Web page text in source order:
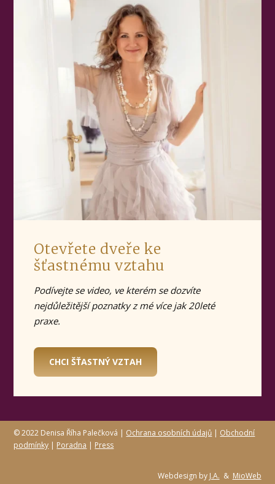
Otevřete dveře ke
šťastnému vztahu
Podívejte se video, ve kterém se dozvíte
nejdůležitější poznatky z mé více jak 20leté
praxe.
CHCI ŠŤASTNÝ VZTAH
© 2022 Denisa Říha Palečková | Ochrana osobních údajů | Obchodní
podmínky | Poradna | Press
Webdesign by J.A. & MioWeb